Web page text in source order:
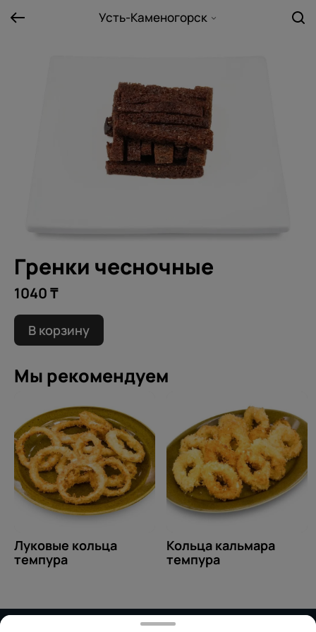
Усть-Каменогорск
Гренки чесночные
1040 ₸
В корзину
Мы рекомендуем
Луковые кольца
темпура
Кольца кальмара
темпура